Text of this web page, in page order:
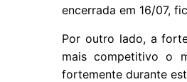
encerrada em 16/07,
Por outro lado, a
mais competitivo o
fortemente durante